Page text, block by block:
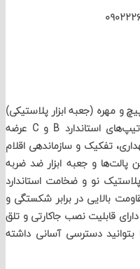
(جعبه ابزار پلاستیکی)
در ایران است که محصولات خود را در تیپ‌های استاندارد B و C عرضه
و سازماندهی اقلام
و جعبه ابزار ضد ضربه
نو و ضخامت استاندارد
در برابر شکستگی و
نصب جاکارتی و تلق
دسترسی آسانی داشته